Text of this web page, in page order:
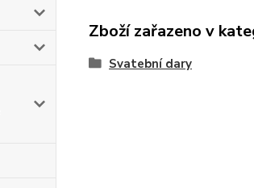
Zboží zařazeno v
Svatební dary